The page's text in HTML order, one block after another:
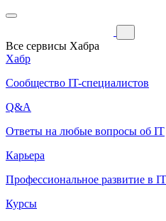
Все сервисы Хабра
Хабр
Сообщество IT-специалистов
Q&A
Ответы на любые вопросы об IT
Карьера
Профессиональное развитие в IT
Курсы